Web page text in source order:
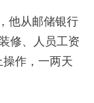
他从邮储银行
修、人员工资
作，一两天